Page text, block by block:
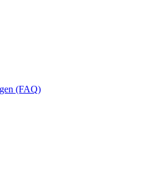
(FAQ)